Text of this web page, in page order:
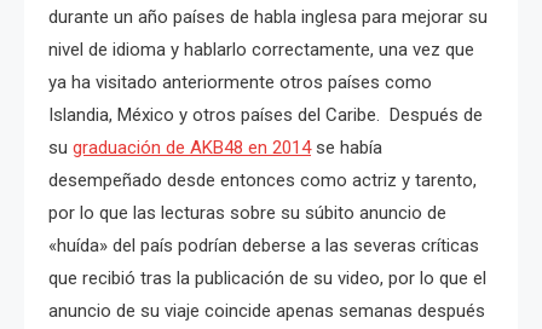
durante un año países de habla inglesa para mejorar su
nivel de idioma y hablarlo correctamente, una vez que
ya ha visitado anteriormente otros países como
Islandia, México y otros países del Caribe. Después de
su graduación de AKB48 en 2014se había
desempeñado desde entonces como actriz y tarento,
por lo que las lecturas sobre su súbito anuncio de
«huída» del país podrían deberse a las severas críticas
que recibió tras la publicación de su video, por lo que el
anuncio de su viaje coincide apenas semanas después